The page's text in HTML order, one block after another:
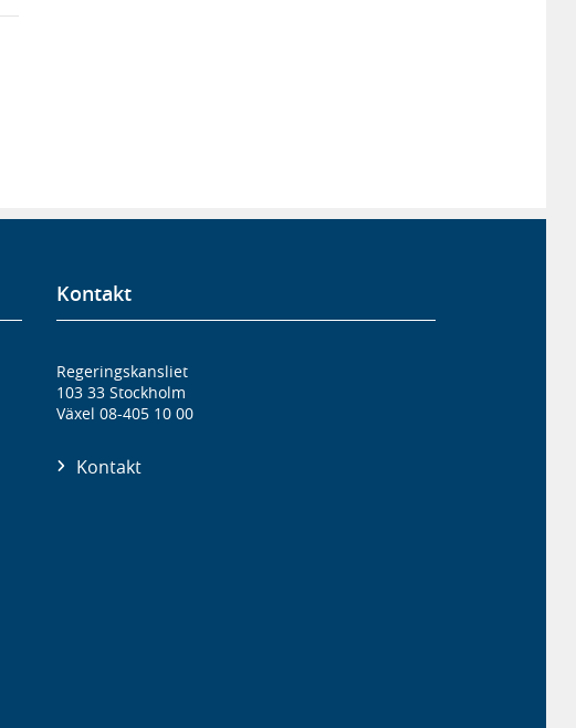
Kontakt
Regeringskansliet
103 33 Stockholm
Växel 08-405 10 00
Kontakt